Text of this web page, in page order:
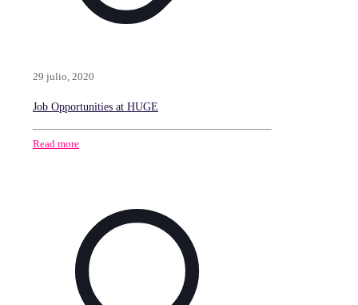
29 julio, 2020
Job Opportunities at HUGE
Read more